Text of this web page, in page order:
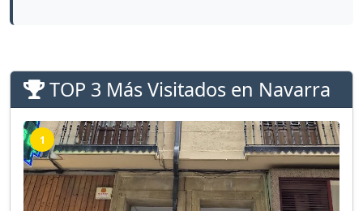
TOP 3 Más Visitados en Navarra
1